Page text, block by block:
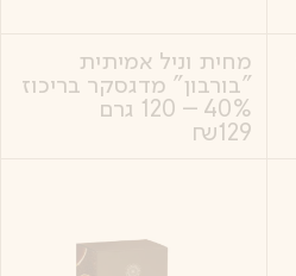
מחית וניל אמיתית
"בורבון" מדגסקר בריכוז
40% – 120 גרם
129
₪